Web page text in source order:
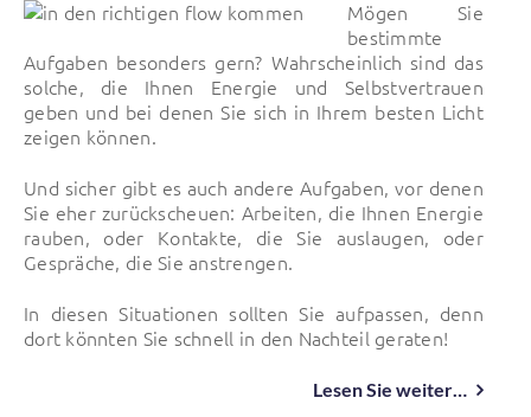
Mögen Sie
bestimmte
Aufgaben besonders gern? Wahrscheinlich sind das
solche, die Ihnen Energie und Selbstvertrauen
geben und bei denen Sie sich in Ihrem besten Licht
zeigen können.
Und sicher gibt es auch andere Aufgaben, vor denen
Sie eher zurückscheuen: Arbeiten, die Ihnen Energie
rauben, oder Kontakte, die Sie auslaugen, oder
Gespräche, die Sie anstrengen.
In diesen Situationen sollten Sie aufpassen, denn
dort könnten Sie schnell in den Nachteil geraten!
Lesen Sie weiter…